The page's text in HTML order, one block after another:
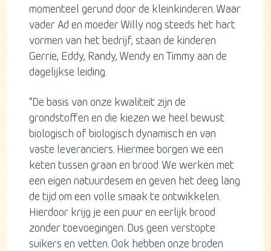
momenteel gerund door de kleinkinderen. Waar
vader Ad en moeder Willy nog steeds het hart
vormen van het bedrijf, staan de kinderen
Gerrie, Eddy, Randy, Wendy en Timmy aan de
dagelijkse leiding.
“De basis van onze kwaliteit zijn de
grondstoffen en die kiezen we heel bewust
biologisch of biologisch dynamisch en van
vaste leveranciers. Hiermee borgen we een
keten tussen graan en brood. We werken met
een eigen natuurdesem en geven het deeg lang
de tijd om een volle smaak te ontwikkelen.
Hierdoor krijg je een puur en eerlijk brood
zonder toevoegingen. Dus geen verstopte
suikers en vetten. Ook hebben onze broden